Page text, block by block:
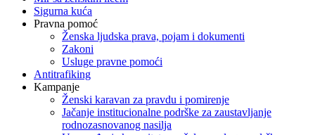
Sigurna kuća
Pravna pomoć
Ženska ljudska prava, pojam i dokumenti
Zakoni
Usluge pravne pomoći
Antitrafiking
Kampanje
Ženski karavan za pravdu i pomirenje
Jačanje institucionalne podrške za zaustavljanje
rodnozasnovanog nasilja